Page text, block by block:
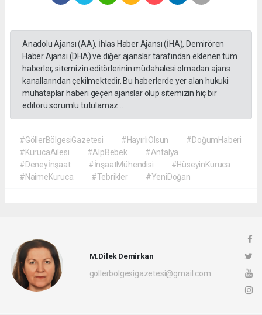
Anadolu Ajansı (AA), İhlas Haber Ajansı (İHA), Demirören
Haber Ajansı (DHA) ve diğer ajanslar tarafından eklenen tüm
haberler, sitemizin editörlerinin müdahalesi olmadan ajans
kanallarından çekilmektedir. Bu haberlerde yer alan hukuki
muhataplar haberi geçen ajanslar olup sitemizin hiç bir
editörü sorumlu tutulamaz...
#GöllerBölgesiGazetesi #HayırlıOlsun
#DoğumHaberi
#KurucaAilesi
#AlpBebek
#Antalya
#Deneyİnşaat
#İnşaatMühendisi
#HüseyinKuruca
#NaimeKuruca
#Tebrikler #YeniDoğan
M.Dilek Demirkan
gollerbolgesigazetesi@gmail.com